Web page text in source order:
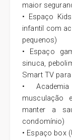
maior
• Espaço
infantil com
pequenos)
• Espaço
sinuca,
Smart TV
•
musculação
manter a
condomínio)
• Espaço box